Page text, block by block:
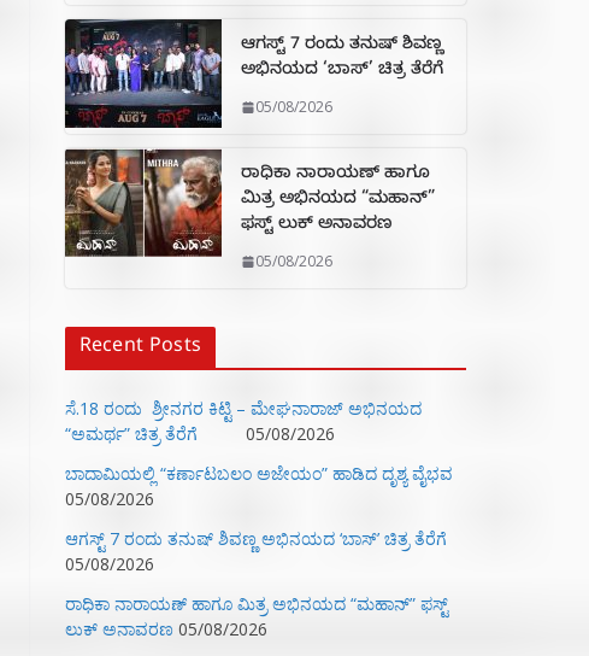
ಆಗಸ್ಟ್ 7 ರಂದು ತನುಷ್ ಶಿವಣ್ಣ
ಅಭಿನಯದ ‘ಬಾಸ್’ ಚಿತ್ರ ತೆರೆಗೆ
05/08/2026
ರಾಧಿಕಾ ನಾರಾಯಣ್ ಹಾಗೂ
ಮಿತ್ರ ಅಭಿನಯದ “ಮಹಾನ್”
ಫಸ್ಟ್ ಲುಕ್ ಅನಾವರಣ
05/08/2026
Recent Posts
ಸೆ.18 ರಂದು ಶ್ರೀನಗರ ಕಿಟ್ಟಿ – ಮೇಘನಾರಾಜ್ ಅಭಿನಯದ
“ಅಮರ್ಥ” ಚಿತ್ರ ತೆರೆಗೆ
05/08/2026
ಬಾದಾಮಿಯಲ್ಲಿ “ಕರ್ಣಾಟಬಲಂ ಅಜೇಯಂ” ಹಾಡಿದ ದೃಶ್ಯ ವೈಭವ
05/08/2026
ಆಗಸ್ಟ್ 7 ರಂದು ತನುಷ್ ಶಿವಣ್ಣ ಅಭಿನಯದ ‘ಬಾಸ್’ ಚಿತ್ರ ತೆರೆಗೆ
05/08/2026
ರಾಧಿಕಾ ನಾರಾಯಣ್ ಹಾಗೂ ಮಿತ್ರ ಅಭಿನಯದ “ಮಹಾನ್” ಫಸ್ಟ್
ಲುಕ್ ಅನಾವರಣ 05/08/2026